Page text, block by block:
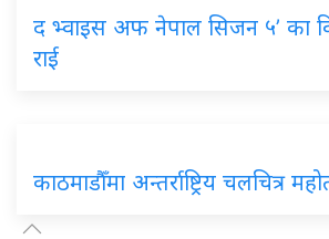
द भ्वाइस अफ नेपाल सिजन ५’ का
राई
काठमाडौँमा अन्तर्राष्ट्रिय चलचित्र